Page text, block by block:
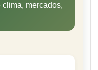
clima, mercados,